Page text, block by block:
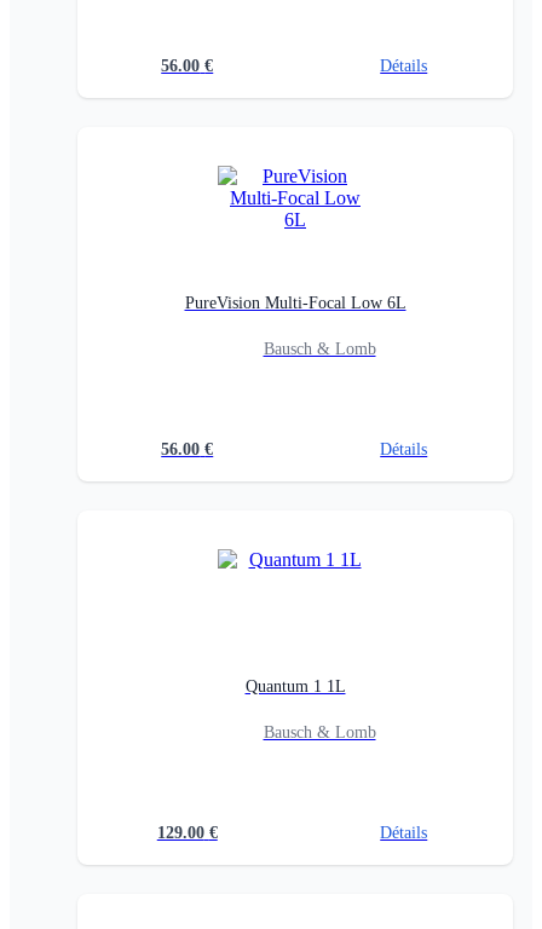
56.00 € Détails
PureVision Multi-Focal Low 6L
Bausch & Lomb
56.00 € Détails
Quantum 1 1L
Bausch & Lomb
129.00 € Détails